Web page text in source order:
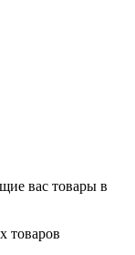
вас товары в
товаров